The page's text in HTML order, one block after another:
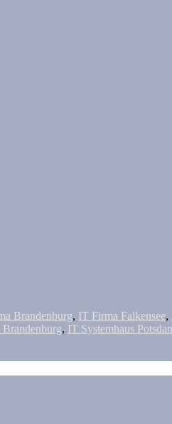
Brandenburg, IT Firma Falkensee,
Brandenburg, IT Systemhaus